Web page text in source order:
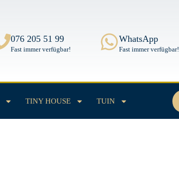
076 205 51 99
Fast immer verfügbar!
WhatsApp
Fast immer verfügbar!
TINY HOUSE TUIN